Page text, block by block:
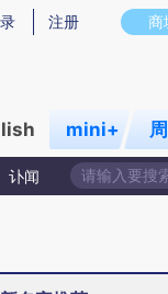
意图存在偏差。不代表
商
注册
mini+
讣闻